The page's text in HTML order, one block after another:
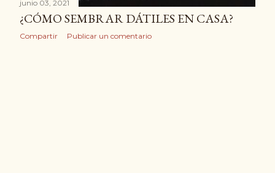
junio 03, 2021
¿CÓMO SEMBRAR DÁTILES EN CASA?
Compartir Publicar un comentario